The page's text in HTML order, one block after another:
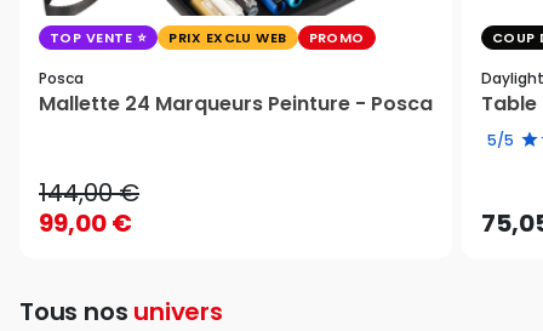
TOP VENTE PRIX EXCLU WEB PROMO
Posca
Mallette 24 Marqueurs Peinture - Posca
144,00 €
99,00 €
COUP
Daylight
Table
5/5
Tous nos univers